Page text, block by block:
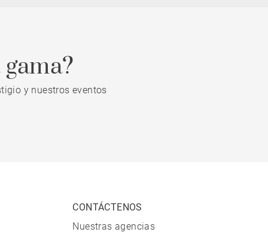
y nuestros eventos
CONTÁCTENOS
Nuestras agencias